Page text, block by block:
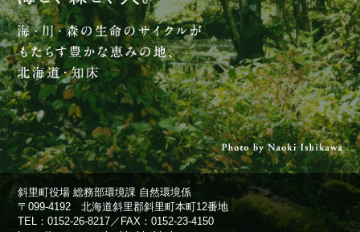
斜里町役場 総務部環境課 自然環境係
〒099-4192 北海道斜里郡斜里町本町12番地
TEL：0152-26-8217 ／FAX：0152-23-4150